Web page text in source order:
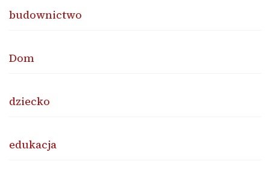
budownictwo
Dom
dziecko
edukacja